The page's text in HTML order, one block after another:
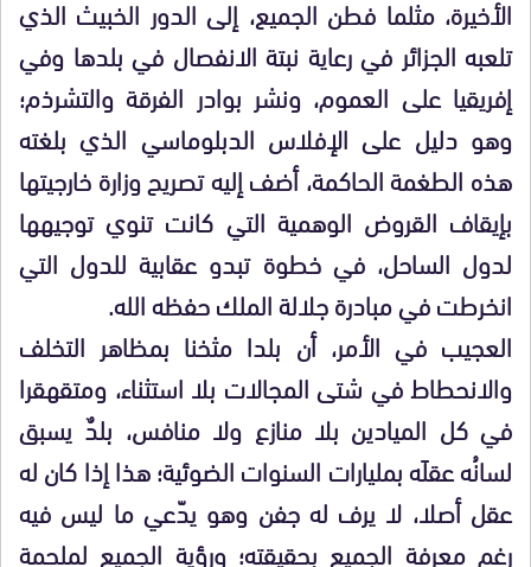
الأخيرة، مثلما فطن الجميع، إلى الدور الخبيث الذي
تلعبه الجزائر في رعاية نبتة الانفصال في بلدها وفي
إفريقيا على العموم، ونشر بوادر الفرقة والتشرذم؛
وهو دليل على الإفلاس الدبلوماسي الذي بلغته
هذه الطغمة الحاكمة، أضف إليه تصريح وزارة خارجيتها
بإيقاف القروض الوهمية التي كانت تنوي توجيهها
لدول الساحل، في خطوة تبدو عقابية للدول التي
انخرطت في مبادرة جلالة الملك حفظه الله.
العجيب في الأمر، أن بلدا مثخنا بمظاهر التخلف
والانحطاط في شتى المجالات بلا استثناء، ومتقهقرا
في كل الميادين بلا منازع ولا منافس، بلدٌ يسبق
لسانُه عقلَه بمليارات السنوات الضوئية؛ هذا إذا كان له
عقل أصلا، لا يرف له جفن وهو يدّعي ما ليس فيه
رغم معرفة الجميع بحقيقته؛ ورؤية الجميع لملحمة